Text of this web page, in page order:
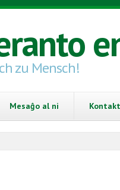
zu Mensch!
Mesaĝo al ni